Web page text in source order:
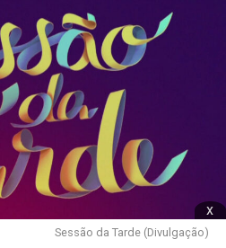
x
Sessão da Tarde (Divulgação)